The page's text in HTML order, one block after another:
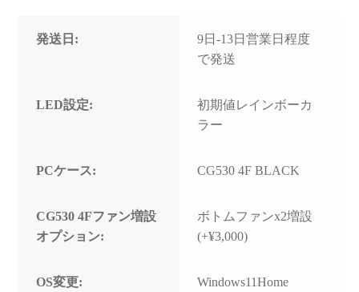
発送日:
9日-13日営業日程度
で発送
LED設定:
初期値レインボーカ
ラー
PCケース: CG530 4F BLACK
CG530 4Fファン増設
オプション:
ボトムファンx2増設
(+¥3,000)
OS変更: Windows11Home